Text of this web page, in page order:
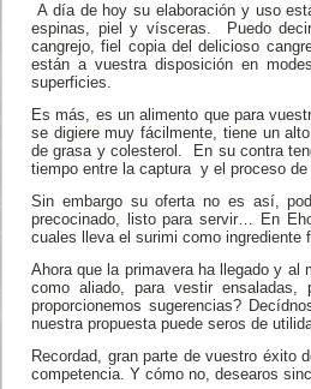
A día de hoy su elaboración y uso
espinas, piel y vísceras. Puedo
cangrejo, fiel copia del delicioso
están a vuestra disposición en
superficies.
Es más, es un alimento que para
se digiere muy fácilmente, tiene un
de grasa y colesterol. En su contra
tiempo entre la captura y el proceso
Sin embargo su oferta no es así,
precocinado, listo para servir… En
cuales lleva el surimi como ingrediente
Ahora que la primavera ha llegado y al
como aliado, para vestir
proporcionemos sugerencias?
nuestra propuesta puede seros de
Recordad, gran parte de vuestro éxito
competencia. Y cómo no, desearos